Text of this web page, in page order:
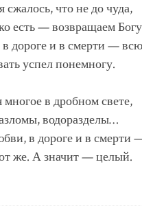
сжалось, что не до чуда,
есть — возвращаем
дороге и в смерти —
успел понемногу.
многое в дробном свете,
водоразделы…
в дороге и в смерти
же. А значит — целый.